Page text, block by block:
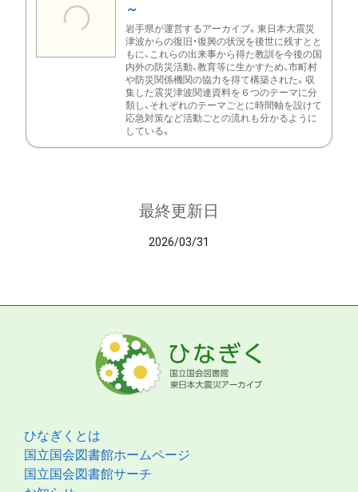
～
岩手県が運営するアーカイブ。東日本大震災
津波からの復旧・復興の状況を後世に残すとと
もに、これらの出来事から得た教訓を今後の国
内外の防災活動、教育等に生かすため、市町村
や防災関係機関の協力を得て構築された。収
集した震災津波関連資料を６つのテーマに分
類し、それぞれのテーマごとに時間軸を設けて
応急対策など活動ごとの流れも分かるように
している。
最終更新日
2026/03/31
ひなぎくとは
国立国会図書館ホームページ
国立国会図書館サーチ